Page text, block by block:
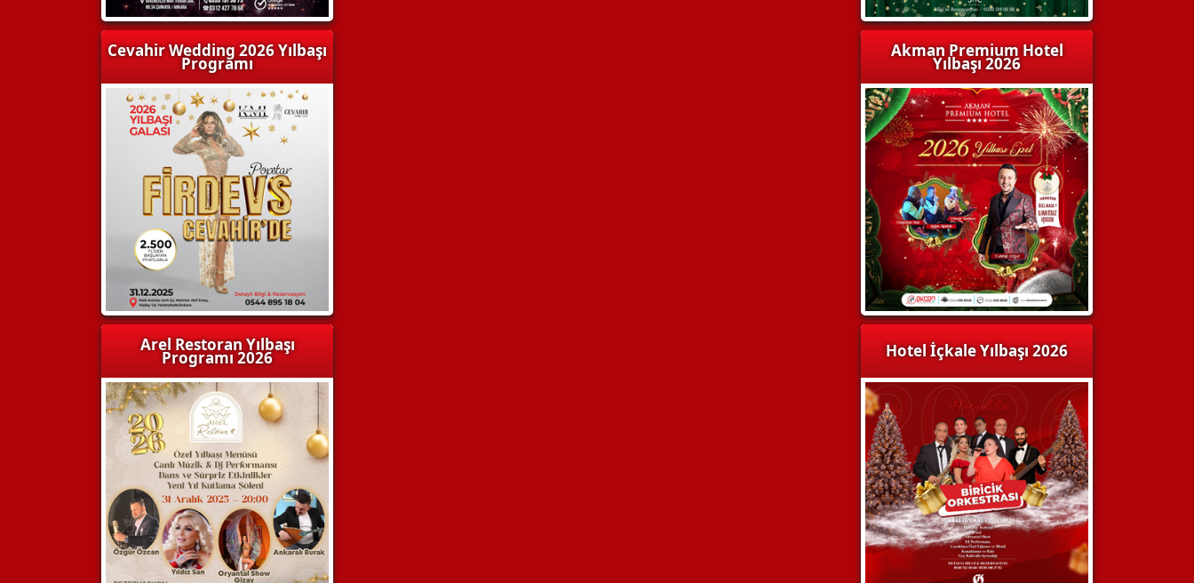
Cevahir Wedding 2026 Yılbaşı
Programı
Arel Restoran Yılbaşı
Programı 2026
Akman Premium Hotel
Yılbaşı 2026
Hotel İçkale Yılbaşı 2026